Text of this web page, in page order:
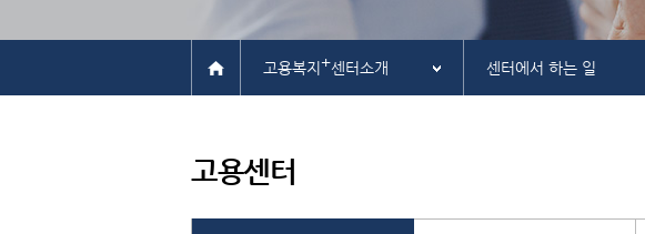
고용복지 +센터소개 센터에서 하는 일
고용센터